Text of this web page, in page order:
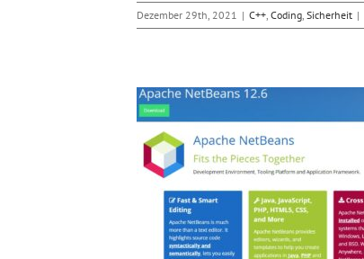
Dezember 29th, 2021 | C++, Coding, Sicherheit |